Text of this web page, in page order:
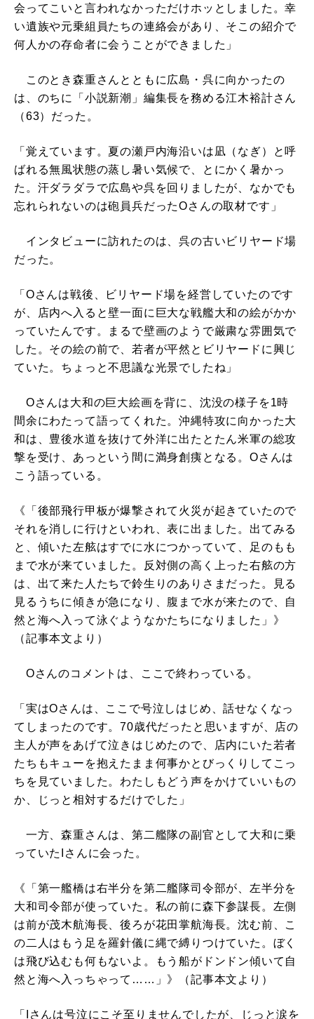
会ってこいと言われなかっただけホッとしました。幸
い遺族や元乗組員たちの連絡会があり、そこの紹介で
何人かの存命者に会うことができました」
このとき森重さんとともに広島・呉に向かったの
は、のちに「小説新潮」編集長を務める江木裕計さん
（63）だった。
「覚えています。夏の瀬戸内海沿いは凪（なぎ）と呼
ばれる無風状態の蒸し暑い気候で、とにかく暑かっ
た。汗ダラダラで広島や呉を回りましたが、なかでも
忘れられないのは砲員兵だったOさんの取材です」
インタビューに訪れたのは、呉の古いビリヤード場
だった。
「Oさんは戦後、ビリヤード場を経営していたのです
が、店内へ入ると壁一面に巨大な戦艦大和の絵がかか
っていたんです。まるで壁画のようで厳粛な雰囲気で
した。その絵の前で、若者が平然とビリヤードに興じ
ていた。ちょっと不思議な光景でしたね」
Oさんは大和の巨大絵画を背に、沈没の様子を1時
間余にわたって語ってくれた。沖縄特攻に向かった大
和は、豊後水道を抜けて外洋に出たとたん米軍の総攻
撃を受け、あっという間に満身創痍となる。Oさんは
こう語っている。
《「後部飛行甲板が爆撃されて火災が起きていたので
それを消しに行けといわれ、表に出ました。出てみる
と、傾いた左舷はすでに水につかっていて、足のもも
まで水が来ていました。反対側の高く上った右舷の方
は、出て来た人たちで鈴生りのありさまだった。見る
見るうちに傾きが急になり、腹まで水が来たので、自
然と海へ入って泳ぐようなかたちになりました」》
（記事本文より）
Oさんのコメントは、ここで終わっている。
「実はOさんは、ここで号泣しはじめ、話せなくなっ
てしまったのです。70歳代だったと思いますが、店の
主人が声をあげて泣きはじめたので、店内にいた若者
たちもキューを抱えたまま何事かとびっくりしてこっ
ちを見ていました。わたしもどう声をかけていいもの
か、じっと相対するだけでした」
一方、森重さんは、第二艦隊の副官として大和に乗
っていたIさんに会った。
《「第一艦橋は右半分を第二艦隊司令部が、左半分を
大和司令部が使っていた。私の前に森下参謀長。左側
は前が茂木航海長、後ろが花田掌航海長。沈む前、こ
の二人はもう足を羅針儀に縄で縛りつけていた。ぼく
は飛び込むも何もないよ。もう船がドンドン傾いて自
然と海へ入っちゃって……」》（記事本文より）
「Iさんは号泣にこそ至りませんでしたが、じっと涙を